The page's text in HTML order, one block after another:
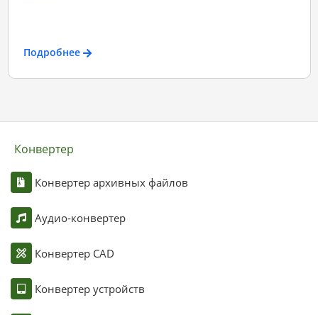
Подробнее
Конвертер
Конвертер архивных файлов
Аудио-конвертер
Конвертер CAD
Конвертер устройств